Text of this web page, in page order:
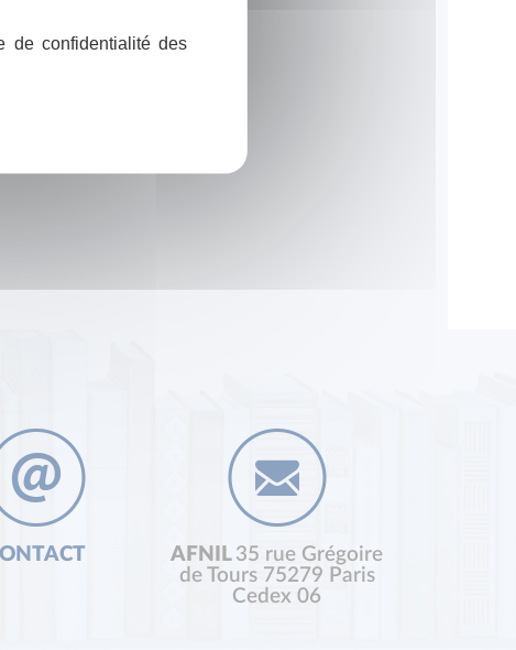
AFNIL 35 rue Grégoire
de Tours 75279 Paris
Cedex 06
de confidentialité des